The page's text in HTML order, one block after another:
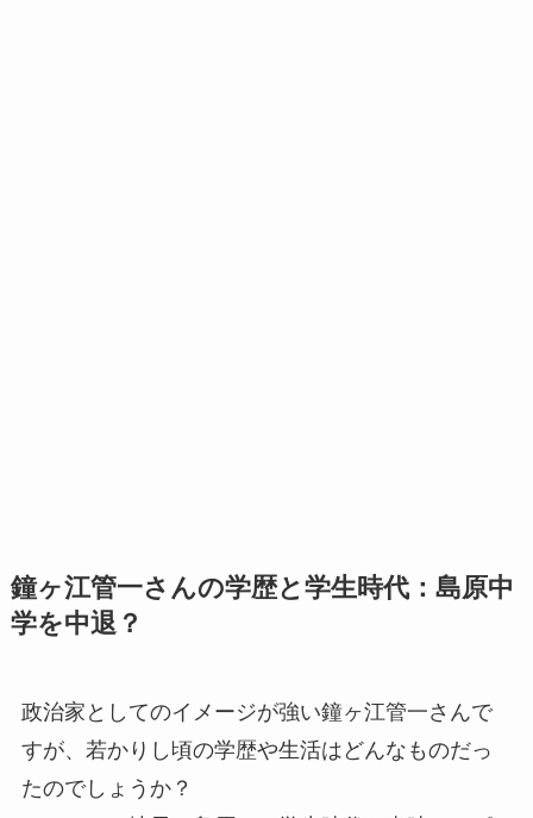
鐘ヶ江管一さんの学歴と学生時代：島原中
学を中退？
政治家としてのイメージが強い鐘ヶ江管一さんで
すが、若かりし頃の学歴や生活はどんなものだっ
たのでしょうか？